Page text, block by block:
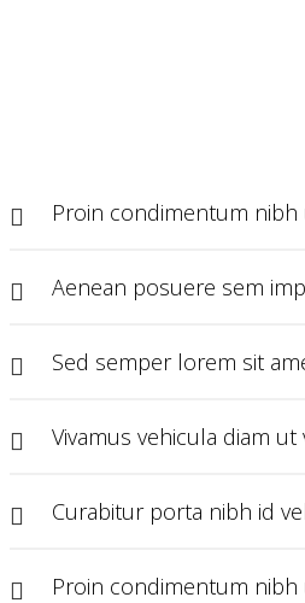
Proin condimentum
Aenean posuere sem
Sed semper lorem sit
Vivamus vehicula diam ut
Curabitur porta nibh id
Proin condimentum